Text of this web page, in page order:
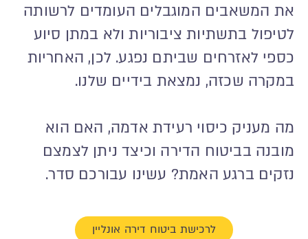
את המשאבים המוגבלים העומדים לרשותה
לטיפול בתשתיות ציבוריות ולא במתן סיוע
כספי לאזרחים שביתם נפגע. לכן, האחריות
במקרה שכזה, נמצאת בידיים שלנו.
מה מעניק כיסוי רעידת אדמה, האם הוא
מובנה בביטוח הדירה וכיצד ניתן לצמצם
נזקים ברגע האמת? עשינו עבורכם סדר.
לרכישת ביטוח דירה אונליין